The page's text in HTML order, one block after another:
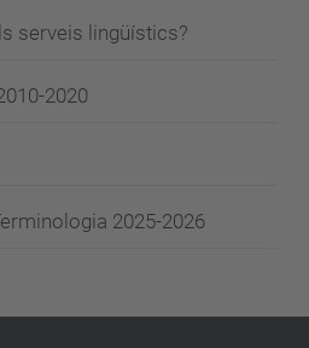
serveis lingüístics?
2020
2025-2026